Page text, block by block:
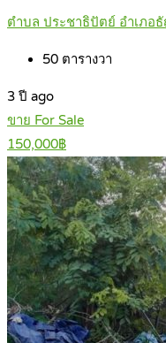
ตำบล ประชาธิปัตย์ อำเภอ
50 ตารางวา
3 ปี ago
ขาย For Sale
150,000฿